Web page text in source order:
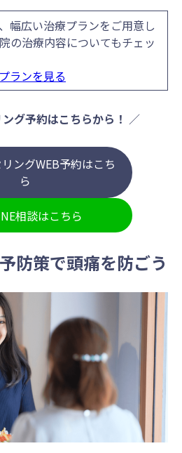
幅広い治療プランをご用意し
の治療内容についてもチェッ
ランを見る
グ予約はこちらから！ ／
ングWEB予約はこち
ら
相談はこちら
防策で頭痛を防ごう